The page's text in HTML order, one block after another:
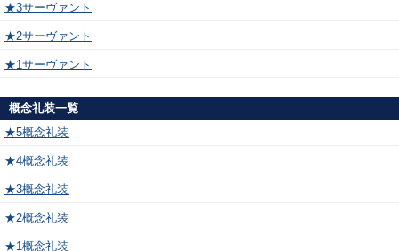
★3サーヴァント
★2サーヴァント
★1サーヴァント
概念礼装一覧
★5概念礼装
★4概念礼装
★3概念礼装
★2概念礼装
★1概念礼装